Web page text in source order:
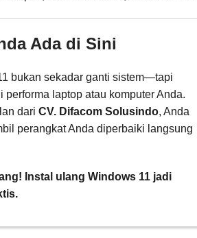
Ada di Sini
bukan sekadar ganti sistem—tapi
performa laptop atau komputer Anda.
dari CV. Difacom Solusindo, Anda
perangkat Anda diperbaiki langsung
Instal ulang Windows 11 jadi